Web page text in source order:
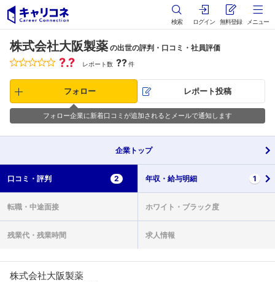
検索 ログイン 無料登録 メニュー
株式会社大阪製薬 の出世の評判・口コミ・社員評価
?.? レポート数 ??件
フォロー レポート投稿
フォロー企業に新着口コミが追加されるとメールで通知します
企業 トップ
口コミ・ 評判 2 年収・ 給与明細 1
転職・ 中途面接 ホワイト・ ブラック度
残業代・ 残業時間 求人情報
株式会社大阪製薬